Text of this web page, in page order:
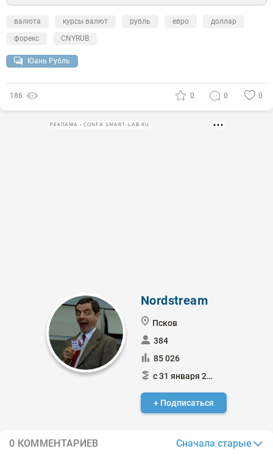
валюта курсы валют рубль евро
доллар
форекс
CNYRUB
Юань Рубль
186 0 0 0
РЕКЛАМА • CONFA.SMART-LAB.RU
Nordstream
Псков
384
85 026
с 31 января 2015
+ Подписаться
0 КОММЕНТАРИЕВ Сначала старые